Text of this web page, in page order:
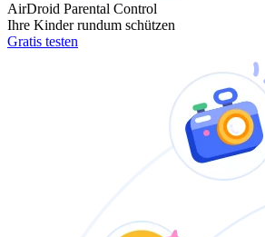
AirDroid Parental Control
Ihre Kinder rundum schützen
Gratis testen